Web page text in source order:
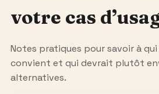
votre cas
Notes pratiques pour savoir à
convient et qui devrait plutôt
alternatives.